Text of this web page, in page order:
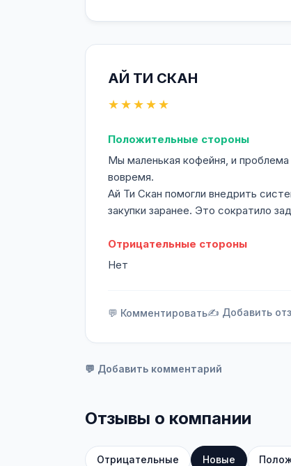
АЙ ТИ СКАН
★★★★★
Положительные стороны
Мы маленькая кофейня, и проблема
вовремя.
Ай Ти Скан помогли внедрить
закупки заранее. Это сократило
Отрицательные стороны
Нет
💬 Комментировать✍️ Добавить
💬 Добавить комментарий
Отзывы о компании
Отрицательные Новые